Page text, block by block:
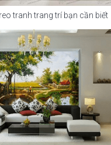
tranh trang trí bạn cần biết